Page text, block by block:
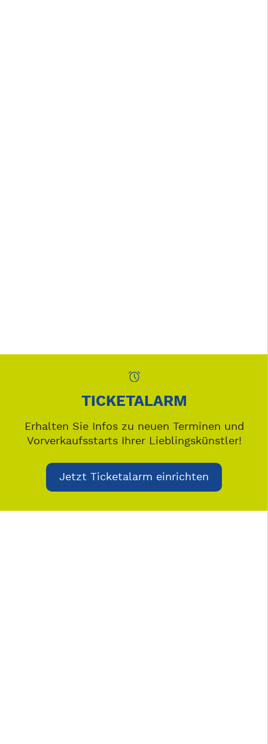
TICKETALARM
Erhalten Sie Infos zu neuen Terminen und
Vorverkaufsstarts Ihrer Lieblingskünstler!
Jetzt Ticketalarm einrichten